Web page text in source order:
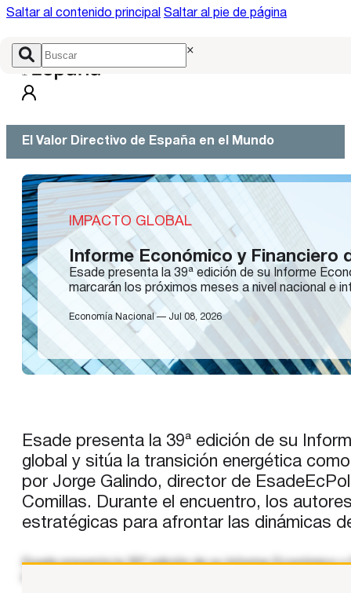
Saltar al contenido principal Saltar al pie de página
×
El Valor Directivo de España en el Mundo
IMPACTO GLOBAL
Informe Económico y Financiero
Esade presenta la 39ª edición de su Informe
marcarán los próximos meses a nivel nacional e
Economía Nacional — Jul 08, 2026
Esade presenta la 39ª edición de su
global y sitúa la transición energética
por Jorge Galindo, director de
Comillas. Durante el encuentro, los
estratégicas para afrontar las dinámicas
Esade presenta la 39ª edición de su Informe Económico